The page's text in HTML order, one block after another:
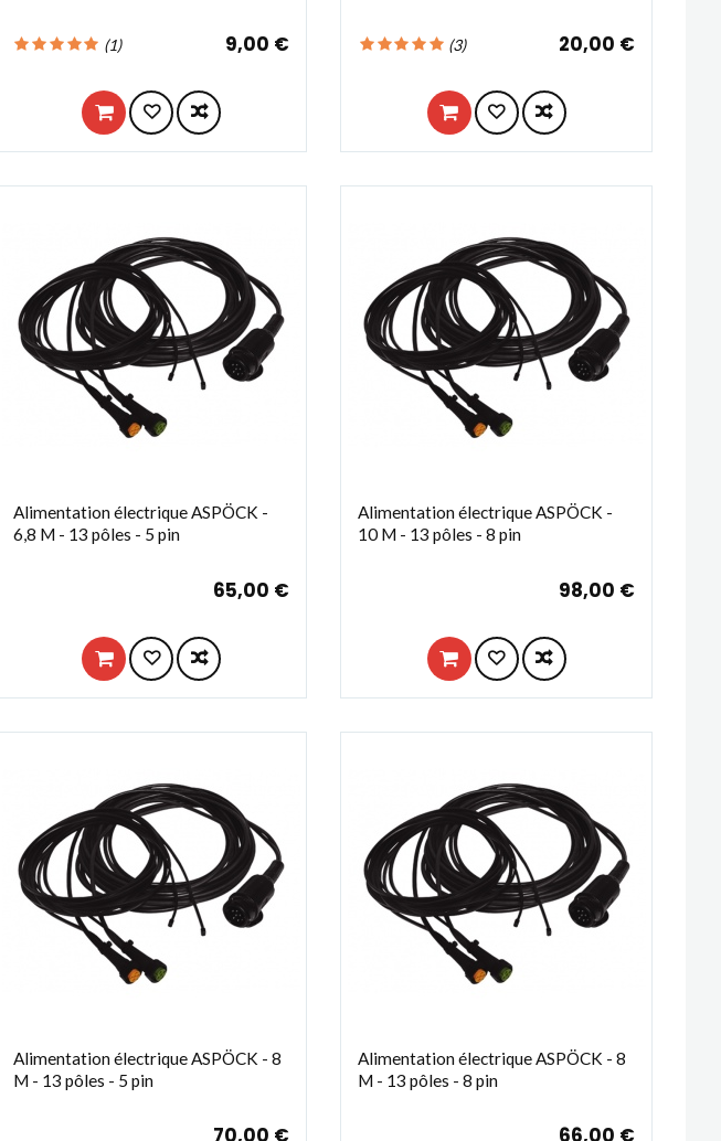
(1) 9,00 € (3) 20,00 €
Alimentation électrique ASPÖCK -
6,8 M - 13 pôles - 5 pin
65,00 €
Alimentation électrique ASPÖCK -
10 M - 13 pôles - 8 pin
98,00 €
Alimentation électrique ASPÖCK - 8
M - 13 pôles - 5 pin
Alimentation électrique ASPÖCK - 8
M - 13 pôles - 8 pin